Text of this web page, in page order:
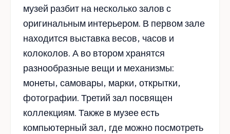
музей разбит на несколько залов с
оригинальным интерьером. В первом зале
находится выставка весов, часов и
колоколов. А во втором хранятся
разнообразные вещи и механизмы:
монеты, самовары, марки, открытки,
фотографии. Третий зал посвящен
коллекциям. Также в музее есть
компьютерный зал, где можно посмотреть